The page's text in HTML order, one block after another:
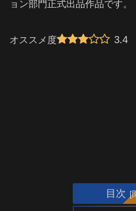
ョン部門正式出品作品です。
オススメ度 3.4
目次